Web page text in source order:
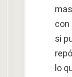
con
si
lo